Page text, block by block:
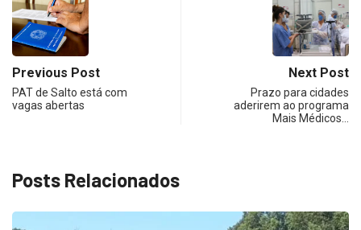
Previous Post
PAT de Salto está com
vagas abertas
Next Post
Prazo para cidades
aderirem ao programa
Mais Médicos…
Posts Relacionados